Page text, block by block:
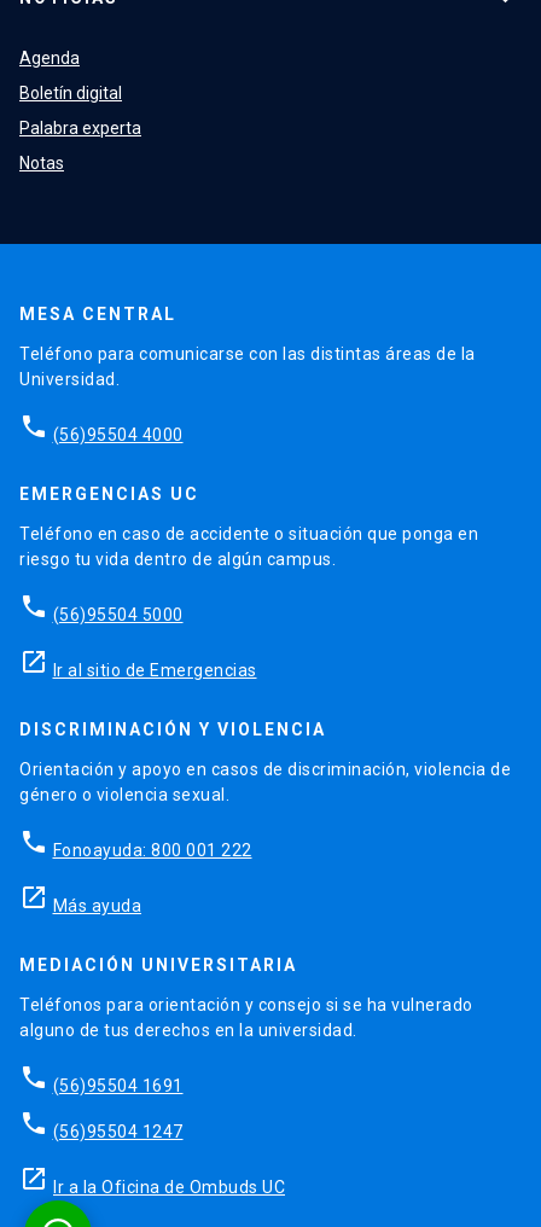
Agenda
Boletín digital
Palabra experta
Notas
MESA CENTRAL
Teléfono para comunicarse con las distintas áreas de la
Universidad.
phone (56)95504 4000
EMERGENCIAS UC
Teléfono en caso de accidente o situación que ponga en
riesgo tu vida dentro de algún campus.
phone (56)95504 5000
launch Ir al sitio de Emergencias
DISCRIMINACIÓN Y VIOLENCIA
Orientación y apoyo en casos de discriminación, violencia de
género o violencia sexual.
phone Fonoayuda: 800 001 222
launch Más ayuda
MEDIACIÓN UNIVERSITARIA
Teléfonos para orientación y consejo si se ha vulnerado
alguno de tus derechos en la universidad.
phone (56)95504 1691
phone (56)95504 1247
launch Ir a la Oficina de Ombuds UC